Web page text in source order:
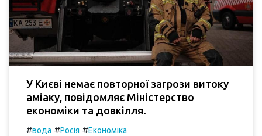
У Києві немає повторної загрози витоку
аміаку, повідомляє Міністерство
економіки та довкілля.
#вода #Росія #Економіка